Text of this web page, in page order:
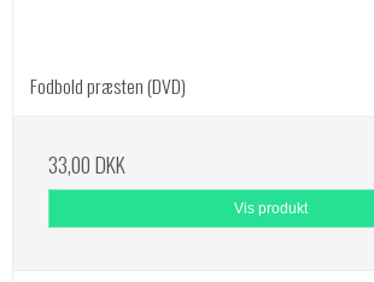
Fodbold præsten (DVD)
33,00 DKK
Vis produkt